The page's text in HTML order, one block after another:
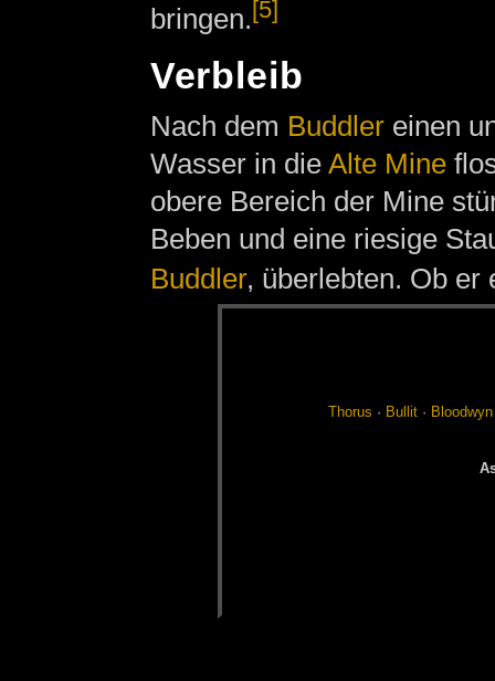
bringen.[5]
Verbleib
Nach dem Buddlereinen
Wasser in die Alte Mine
obere Bereich der Mine
Beben und eine riesige
Buddler, überlebten. Ob er
Tho­rus · Bul­lit· Blood­wyn